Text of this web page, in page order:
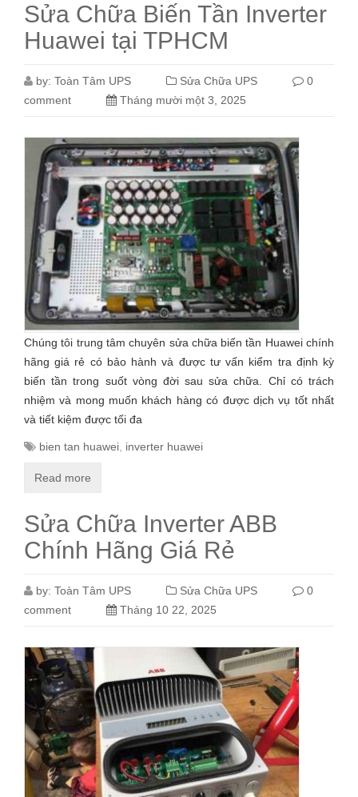
Sửa Chữa Biến Tần Inverter
Huawei tại TPHCM
by: Toàn Tâm UPS Sửa Chữa UPS
0
comment
Tháng mười một 3, 2025
Chúng tôi trung tâm chuyên sửa chữa biến tần Huawei chính
hãng giá rẻ có bảo hành và được tư vấn kiểm tra định kỳ
biến tần trong suốt vòng đời sau sửa chữa. Chỉ có trách
nhiệm và mong muốn khách hàng có được dịch vụ tốt nhất
và tiết kiệm được tối đa
bien tan huawei inverter huawei
Read more
Sửa Chữa Inverter ABB
Chính Hãng Giá Rẻ
by: Toàn Tâm UPS Sửa Chữa UPS
0
comment
Tháng 10 22, 2025